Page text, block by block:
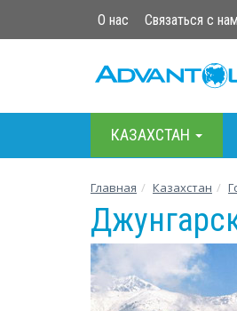
О нас Связаться с
КАЗАХСТАН
Главная Казахстан